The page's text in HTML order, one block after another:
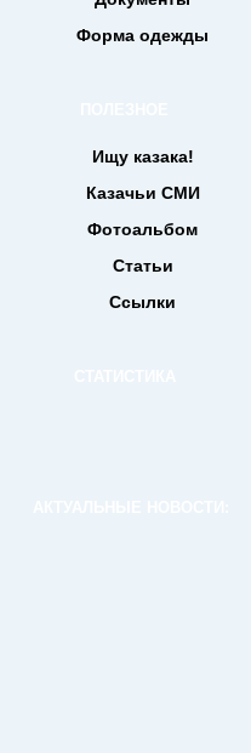
Форма одежды
Ищу казака!
Казачьи СМИ
Фотоальбом
Статьи
Ссылки